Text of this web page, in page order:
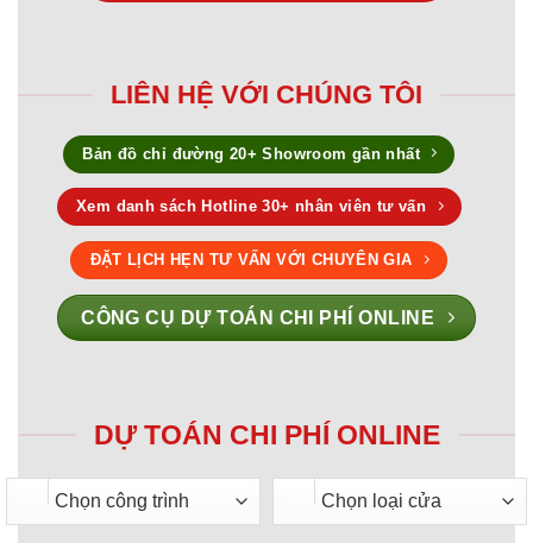
LIÊN HỆ VỚI CHÚNG TÔI
Bản đồ chỉ đường 20+ Showroom gần nhất
Xem danh sách Hotline 30+ nhân viên tư vấn
ĐẶT LỊCH HẸN TƯ VẤN VỚI CHUYÊN GIA
CÔNG CỤ DỰ TOÁN CHI PHÍ ONLINE
DỰ TOÁN CHI PHÍ ONLINE